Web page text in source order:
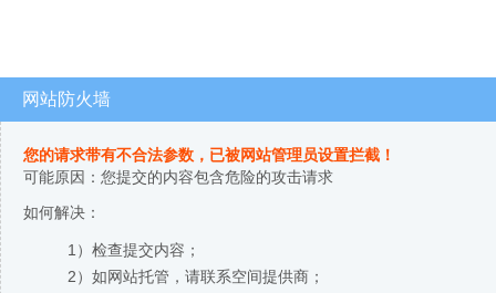
网站防火墙
您的请求带有不合法参数，已被网站管理员设置拦截！
可能原因：您提交的内容包含危险的攻击请求
如何解决：
1）检查提交内容；
2）如网站托管，请联系空间提供商；